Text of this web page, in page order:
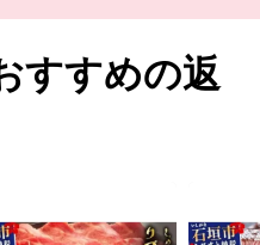
感じていただけるふるさ
意しております。
すすめの返